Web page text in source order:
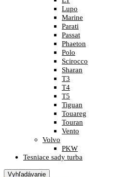
Lupo
Marine
Parati
Passat
Phaeton
Polo
Scirocco
Sharan
T3
T4
T5
Tiguan
Touareg
Touran
Vento
Volvo
PKW
Tesniace sady turba
Vyhľadávanie